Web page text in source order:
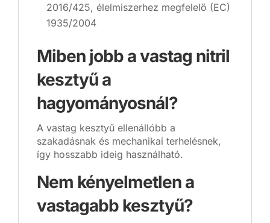
2016/425, élelmiszerhez megfelelő (EC)
1935/2004
Miben jobb a vastag nitril
kesztyű a
hagyományosnál?
A vastag kesztyű ellenállóbb a
szakadásnak és mechanikai terhelésnek,
így hosszabb ideig használható.
Nem kényelmetlen a
vastagabb kesztyű?